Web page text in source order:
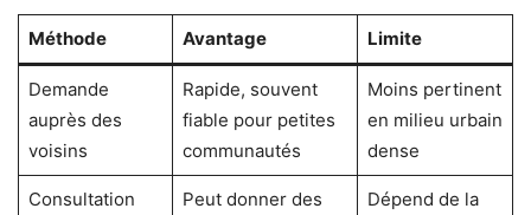
Méthode Avantage Limite
Demande
auprès des
voisins
Rapide, souvent
fiable pour petites
communautés
Moins pertinent
en milieu urbain
dense
Consultation
Peut donner des
Dépend de la